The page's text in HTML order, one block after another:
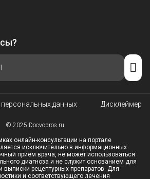
данных Дисклеймер
© 2025 Docvopros.ru
онлайн-консультации на портале
исключительно в информационных
приём врача, не может использоваться
диагноза и не служит основанием для
выписки рецептурных препаратов. Для
и соответствующего лечения